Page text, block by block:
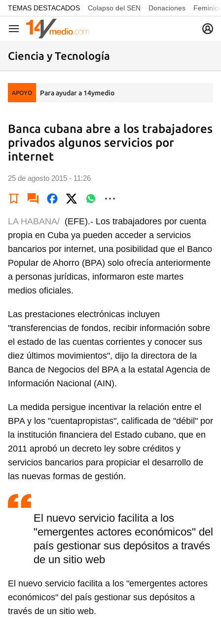
common.go-to-content
TEMAS DESTACADOS Colapso del SEN Donaciones
Navegación
Ciencia y Tecnología
APOYO Para ayudar a 14ymedio
Banca cubana abre a los trabajadores
privados algunos servicios por
internet
25 de agosto 2015 - 11:26
LA HABANA/ (EFE).- Los trabajadores por cuenta
propia en Cuba ya pueden acceder a servicios
bancarios por internet, una posibilidad que el Banco
Popular de Ahorro (BPA) solo ofrecía anteriormente
a personas jurídicas, informaron este martes
medios oficiales.
Las prestaciones electrónicas incluyen
"transferencias de fondos, recibir información sobre
el estado de las cuentas corrientes y conocer sus
diez últimos movimientos", dijo la directora de la
Banca de Negocios del BPA a la estatal Agencia de
Información Nacional (AIN).
La medida persigue incentivar la relación entre el
BPA y los "cuentapropistas", calificada de "débil" por
la institución financiera del Estado cubano, que en
2011 aprobó un decreto ley sobre créditos y
servicios bancarios para propiciar el desarrollo de
las nuevas formas de gestión.
El nuevo servicio facilita a los
"emergentes actores económicos" del
país gestionar sus depósitos a través
de un sitio web
El nuevo servicio facilita a los "emergentes actores
económicos" del país gestionar sus depósitos a
través de un sitio web.